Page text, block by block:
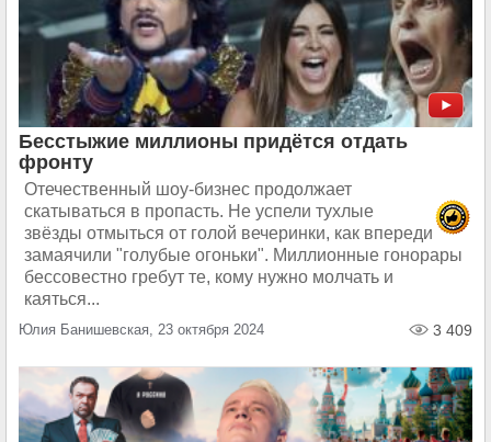
Бесстыжие миллионы придётся отдать
фронту
Отечественный шоу-бизнес продолжает
скатываться в пропасть. Не успели тухлые
звёзды отмыться от голой вечеринки, как впереди
замаячили "голубые огоньки". Миллионные гонорары
бессовестно гребут те, кому нужно молчать и
каяться...
Юлия Банишевская, 23 октября 2024 3 409